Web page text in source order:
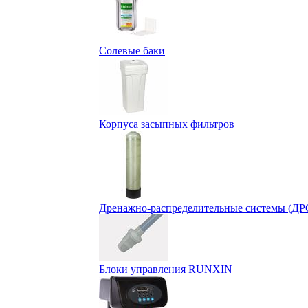
Солевые баки
Корпуса засыпных фильтров
Дренажно-распределительные системы
Блоки управления RUNXIN